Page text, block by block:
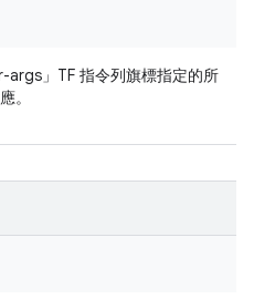
args」TF 指令列旗標指定的所
。